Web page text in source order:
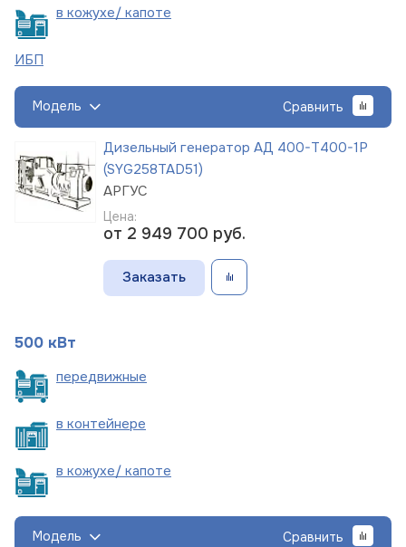
в кожухе/ капоте
ИБП
Модель Сравнить
Дизельный генератор АД 400-Т400-1Р
(SYG258TAD51)
АРГУС
Цена:
от 2 949 700 руб.
Заказать
500 кВт
передвижные
в контейнере
в кожухе/ капоте
Модель Сравнить